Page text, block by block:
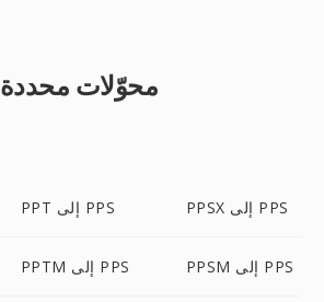
محوّلات محددة
PPT إلى PPS PPSX إلى PPS
PPTM إلى PPS PPSM إلى PPS